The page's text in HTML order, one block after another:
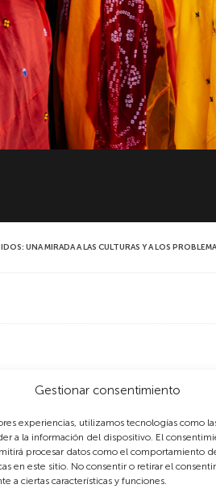
Gestionar consentimiento
experiencias, utilizamos tecnologías como
a la información del dispositivo. El
procesar datos como el comportamiento
en este sitio. No consentir o retirar el
a ciertas características y funciones.
UNA MIRADA A LAS CULTURAS Y A LOS
camina por las bulliciosas
un importante lugar de
cuando Brahma dejó caer una
es conocida por su feria